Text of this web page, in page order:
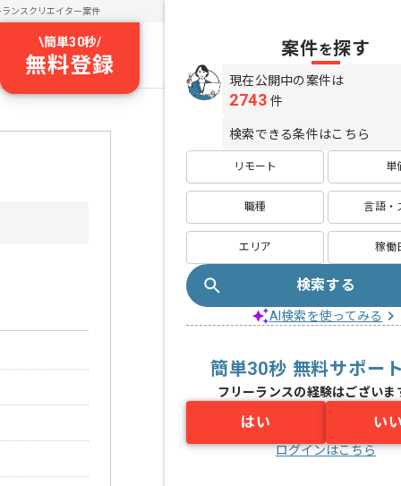
ランスクリエイター案件
\簡単30秒/
無料登録
案件を探す
現在公開中の案件は
2743 件
検索できる条件はこちら
リモート 単
職種 言語・
エリア 稼働
検索する
AI検索を使ってみる
簡単30秒 無料サポー
フリーランスの経験はございま
はい い
ログインはこちら